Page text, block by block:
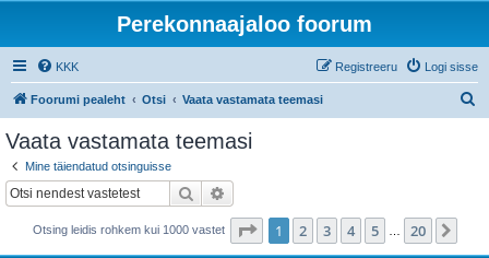
Perekonnaajaloo foorum
KKK Logi sisse
Registreeru
Foorumi pealeht Otsi Vaata vastamata teemasi
Vaata vastamata teemasi
Mine täiendatud otsinguisse
Otsi
Otsing leidis rohkem kui 1000 vastet 1 . leht20 -st
1 2 3 4 5 20